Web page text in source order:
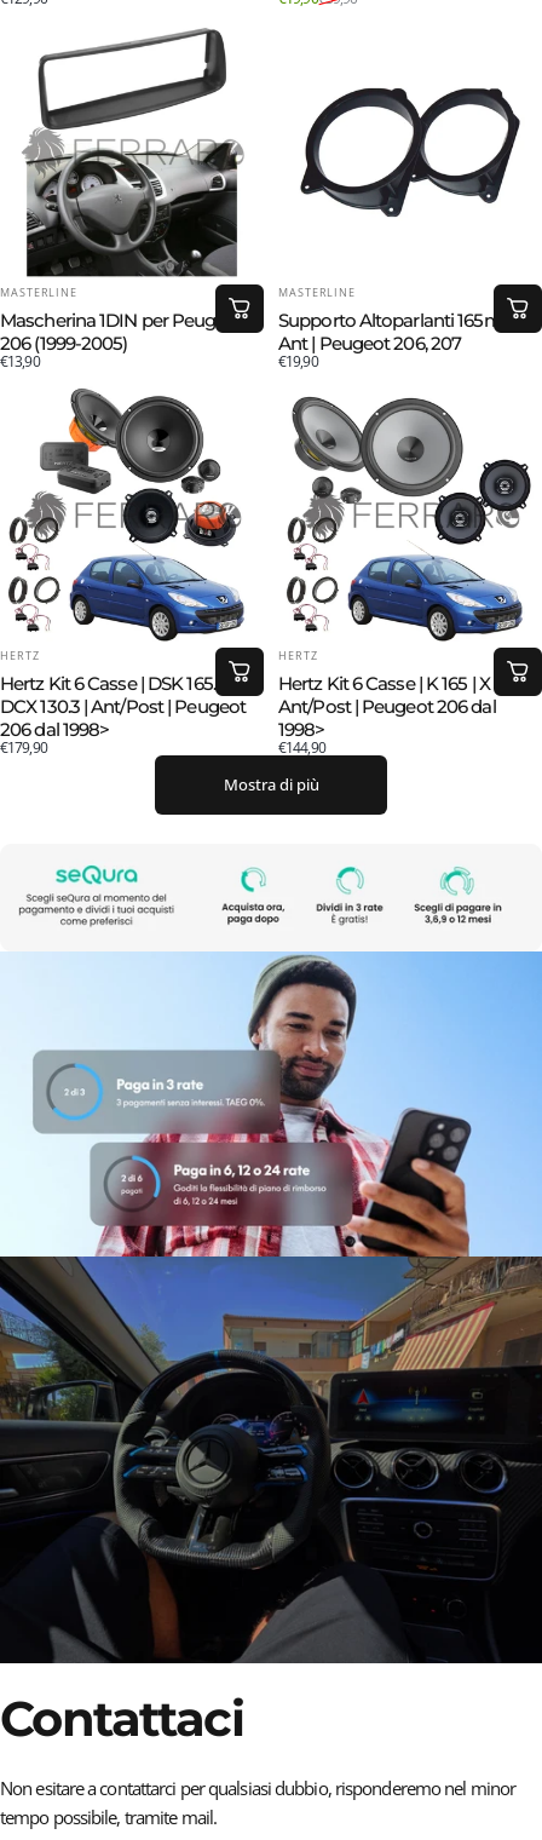
FORNITORE:
MASTERLINE
Mascherina 1DIN per Peugeot
206 (1999-2005)
€13,90
FORNITORE:
MASTERLINE
Supporto Altoparlanti 165mm |
Ant | Peugeot 206, 207
€19,90
FORNITORE:
HERTZ
Hertz Kit 6 Casse | DSK 165.3 |
DCX 130.3 | Ant/Post | Peugeot
206 dal 1998>
€179,90
FORNITORE:
HERTZ
Hertz Kit 6 Casse | K 165 | X 130 |
Ant/Post | Peugeot 206 dal
1998>
€144,90
Mostra di più
Contattaci
Non esitare a contattarci per qualsiasi dubbio, risponderemo nel minor
tempo possibile, tramite mail.